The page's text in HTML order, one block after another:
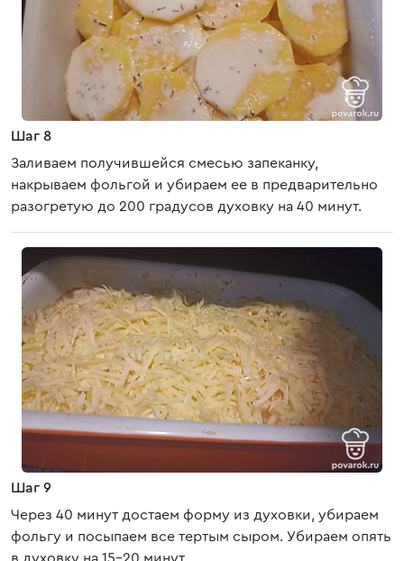
Шаг 8
Заливаем получившейся смесью запеканку,
накрываем фольгой и убираем ее в предварительно
разогретую до 200 градусов духовку на 40 минут.
Шаг 9
Через 40 минут достаем форму из духовки, убираем
фольгу и посыпаем все тертым сыром. Убираем опять